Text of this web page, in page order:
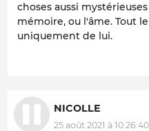
choses aussi
mémoire, ou l'âme. Tout
uniquement de lui.
NICOLLE
25 août 2021 à 10:26:40